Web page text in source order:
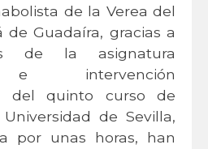
de la Verea del
de Guadaíra, gracias a
de la asignatura
e intervención
del quinto curso de
de Sevilla,
por unas horas, han